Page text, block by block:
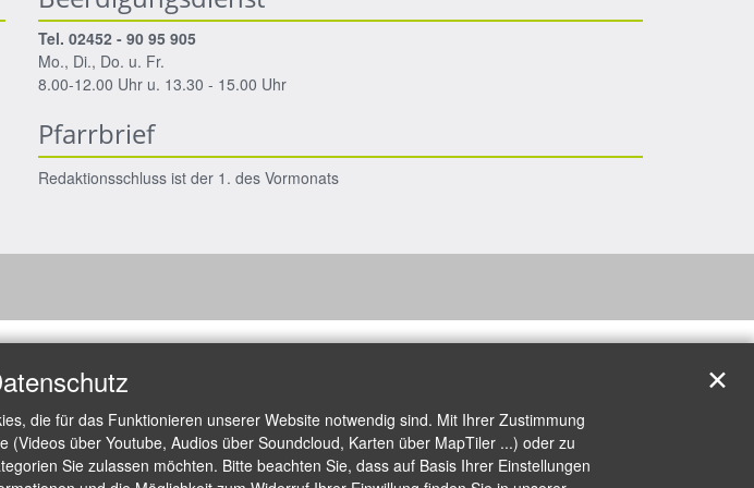
Tel. 02452 - 90 95 905
Mo., Di., Do. u. Fr.
8.00-12.00 Uhr u. 13.30 - 15.00 Uhr
Pfarrbrief
Redaktionsschluss ist der 1. des Vormonats
die für das Funktionieren unserer Website notwendig sind. Mit Ihrer Zustimmung
über Youtube, Audios über Soundcloud, Karten über MapTiler ...) oder zu
Sie zulassen möchten. Bitte beachten Sie, dass auf Basis Ihrer Einstellungen
✕